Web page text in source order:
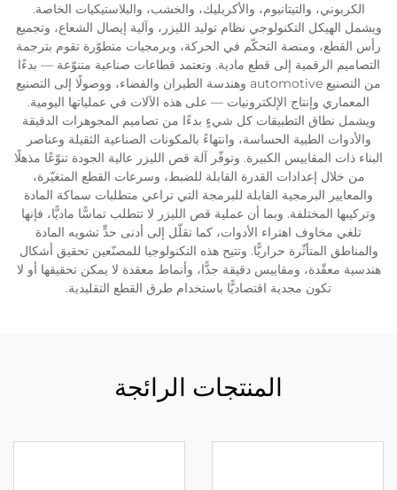
الكربوني، والتيتانيوم، والأكريليك، والخشب، والبلاستيكيات الخاصة.
ويشمل الهيكل التكنولوجي نظام توليد الليزر، وآلية إيصال الشعاع، وتجميع
رأس القطع، ومنصة التحكّم في الحركة، وبرمجيات متطوّرة تقوم بترجمة
التصاميم الرقمية إلى قطع مادية. وتعتمد قطاعات صناعية متنوّعة — بدءًا
من التصنيع automotive وهندسة الطيران والفضاء، ووصولًا إلى التصنيع
المعماري وإنتاج الإلكترونيات — على هذه الآلات في عملياتها اليومية.
ويشمل نطاق التطبيقات كل شيءٍ بدءًا من تصاميم المجوهرات الدقيقة
والأدوات الطبية الحساسة، وانتهاءً بالمكونات الصناعية الثقيلة وعناصر
البناء ذات المقاييس الكبيرة. وتوفّر آلة قص الليزر عالية الجودة تنوّعًا مذهلًا
من خلال إعدادات القدرة القابلة للضبط، وسرعات القطع المتغيّرة،
والمعايير البرمجية القابلة للبرمجة التي تراعي متطلبات سماكة المادة
وتركيبها المختلفة. وبما أن عملية قص الليزر لا تتطلب تماسًّا ماديًّا، فإنها
تلغي مخاوف اهتراء الأدوات، كما تقلّل إلى أدنى حدٍّ تشويه المادة
والمناطق المتأثّرة حراريًّا. وتتيح هذه التكنولوجيا للمصنّعين تحقيق أشكال
هندسية معقّدة، ومقاييس دقيقة جدًّا، وأنماط معقدة لا يمكن تحقيقها أو لا
تكون مجدية اقتصاديًّا باستخدام طرق القطع التقليدية.
المنتجات الرائجة